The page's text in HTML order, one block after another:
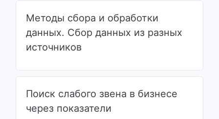
Методы сбора и обработки
данных. Сбор данных из разных
источников
Поиск слабого звена в бизнесе
через показатели